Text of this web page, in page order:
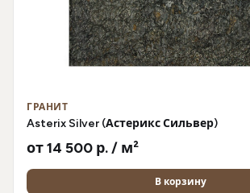
ГРАНИТ
Asterix Silver (Астерикс Сильвер)
от 14 500 р. / м²
В корзину